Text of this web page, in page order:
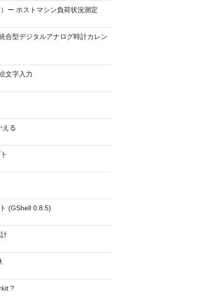
ー ホストマシン負荷状況測定
合型デジタルアナログ時計カレン
文字入力
える
(GShell 0.8.5)
?